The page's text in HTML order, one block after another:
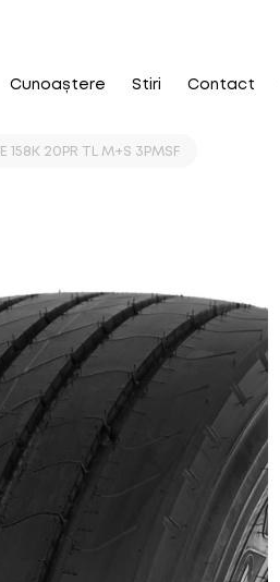
Cunoaștere Stiri Contact
158K 20PR TL M+S 3PMSF